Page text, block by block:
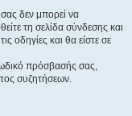
δεν μπορεί να
τη σελίδα σύνδεσης και
οδηγίες και θα είστε σε
πρόσβασής σας,
συζητήσεων.